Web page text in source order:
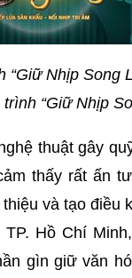
“Giữ Nhịp Song
“Giữ Nhịp
thuật gây
thấy rất ấn
và tạo điều
Hồ Chí
gìn giữ văn